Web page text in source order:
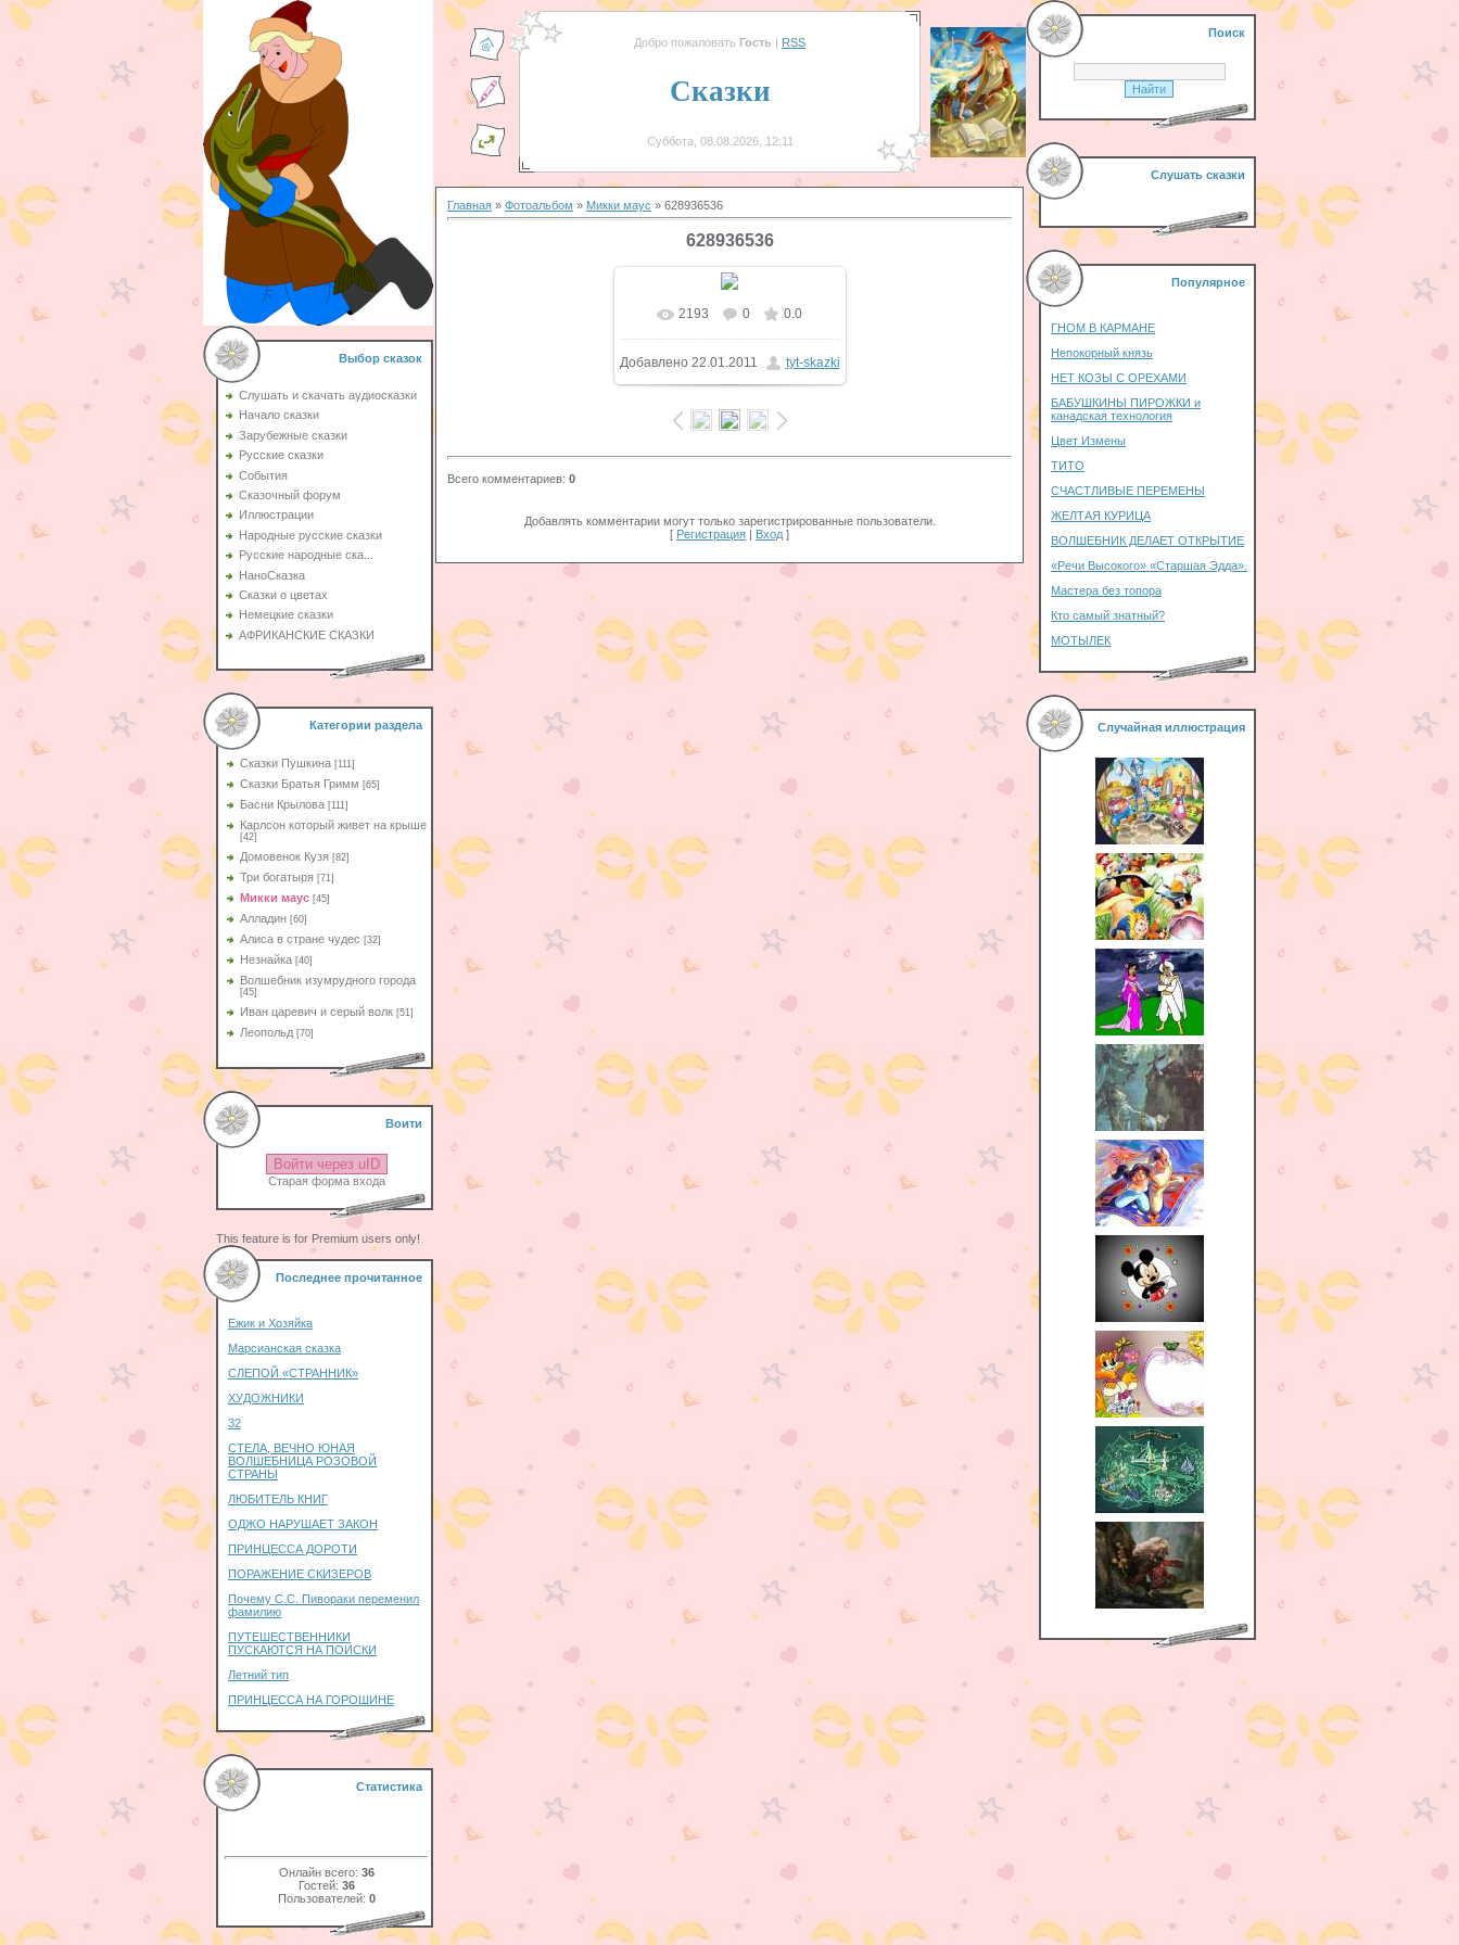
Выбор сказок
Слушать и скачать аудиосказки
Начало сказки
Зарубежные сказки
Русские сказки
События
Сказочный форум
Иллюстрации
Народные русские сказки
Русские народные ска...
НаноСказка
Сказки о цветах
Немецкие сказки
АФРИКАНСКИЕ СКАЗКИ
Категории раздела
Сказки Пушкина [111]
Сказки Братья Гримм [65]
Басни Крылова [111]
Карлсон который живет на крыше
[42]
Домовенок Кузя [82]
Три богатыря [71]
Микки маус [45]
Алладин [60]
Aлиса в стране чудес [32]
Незнайка [40]
Волшебник изумрудного города
[45]
Иван царевич и серый волк [51]
Леопольд [70]
Воити
Войти через uID
Старая форма входа
This feature is for Premium users only!
Последнее прочитанное
Ежик и Хозяйка
Марсианская сказка
СЛЕПОЙ «СТРАННИК»
ХУДОЖНИКИ
32
СТЕЛА, ВЕЧНО ЮНАЯ
ВОЛШЕБНИЦА РОЗОВОЙ
СТРАНЫ
ЛЮБИТЕЛЬ КНИГ
ОДЖО НАРУШАЕТ ЗАКОН
ПРИНЦЕССА ДОРОТИ
ПОРАЖЕНИЕ СКИЗЕРОВ
Почему С.С. Пивораки переменил
фамилию
ПУТЕШЕСТВЕННИКИ
ПУСКАЮТСЯ НА ПОИСКИ
Летний тип
ПРИНЦЕССА НА ГОРОШИНЕ
Статистика
Онлайн всего: 36
Гостей: 36
Пользователей: 0
Добро пожаловать Гость | RSS
Сказки
Суббота, 08.08.2026, 12:11
Главная » Фотоальбом » Микки маус » 628936536
628936536
2193 0 0.0
Добавлено 22.01.2011 tyt-skazki
Всего комментариев: 0
Добавлять комментарии могут только зарегистрированные пользователи.
[ Регистрация | Вход ]
Поиск
Слушать сказки
Популярное
ГНОМ В КАРМАНЕ
Непокорный князь
НЕТ КОЗЫ С ОРЕХАМИ
БАБУШКИНЫ ПИРОЖКИ и
канадская технология
Цвет Измены
ТИТО
СЧАСТЛИВЫЕ ПЕРЕМЕНЫ
ЖЕЛТАЯ КУРИЦА
ВОЛШЕБНИК ДЕЛАЕТ ОТКРЫТИЕ
«Речи Высокого» «Старшая Эдда».
Мастера без топора
Кто самый знатный?
МОТЫЛЕК
Случайная иллюстрация